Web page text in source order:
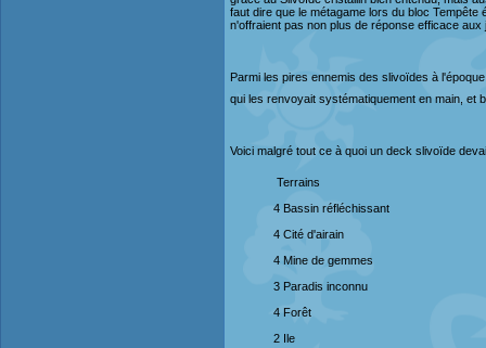
faut dire que le métagame lors du bloc
n'offraient pas non plus de réponse efficace
Parmi les pires ennemis des slivoïdes à
qui les renvoyait systématiquement en main, et
Voici malgré tout ce à quoi un deck slivoïde
Terrains
4 Bassin réfléchissant
4 Cité d'airain
4 Mine de gemmes
3 Paradis inconnu
4 Forêt
2 Ile